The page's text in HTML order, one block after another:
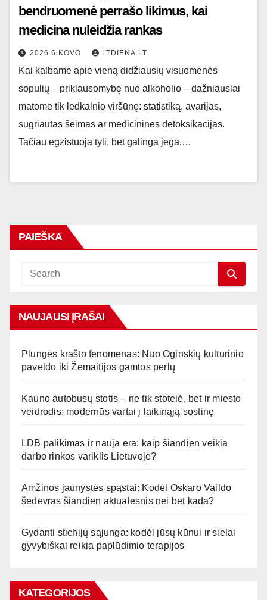
bendruomenė perrašo likimus, kai
medicina nuleidžia rankas
2026 6 KOVO LTDIENA.LT
Kai kalbame apie vieną didžiausių visuomenės
sopulių – priklausomybę nuo alkoholio – dažniausiai
matome tik ledkalnio viršūnę: statistiką, avarijas,
sugriautas šeimas ar medicinines detoksikacijas.
Tačiau egzistuoja tyli, bet galinga jėga,…
PAIEŠKA
NAUJAUSI ĮRAŠAI
Plungės krašto fenomenas: Nuo Oginskių kultūrinio
paveldo iki Žemaitijos gamtos perlų
Kauno autobusų stotis – ne tik stotelė, bet ir miesto
veidrodis: modernūs vartai į laikinąją sostinę
LDB palikimas ir nauja era: kaip šiandien veikia
darbo rinkos variklis Lietuvoje?
Amžinos jaunystės spąstai: Kodėl Oskaro Vaildo
šedevras šiandien aktualesnis nei bet kada?
Gydanti stichijų sąjunga: kodėl jūsų kūnui ir sielai
gyvybiškai reikia paplūdimio terapijos
KATEGORIJOS